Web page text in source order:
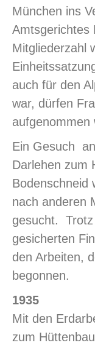
München ins
Amtsgerichtes
Mitgliederzahl
auch für den
war, dürfen
aufgenommen
Ein Gesuch
Darlehen zum
Bodenschneid
nach anderen
gesucht.
gesicherten
den Arbeiten,
begonnen.
1935
Mit den
zum